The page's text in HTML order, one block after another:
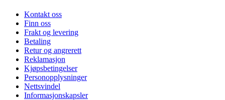
Kontakt oss
Finn oss
Frakt og levering
Betaling
Retur og angrerett
Reklamasjon
Kjøpsbetingelser
Personopplysninger
Nettsvindel
Informasjonskapsler